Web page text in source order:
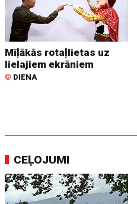
Mīļākās rotaļlietas uz
lielajiem ekrāniem
© DIENA
CEĻOJUMI